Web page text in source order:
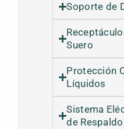
Soporte de
Suero
Protección
Líquidos
Sistema
de Respaldo